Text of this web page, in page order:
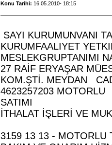
Konu Tarihi: 16.05.2010- 18:15
SAYI KURUMUNVANI
KURUMFAALIYET
MESLEKGRUPTANIMI
27 RAİF ERYAŞAR
KOM.ŞTİ. MEYDAN
4623257203 MOTORLU
SATIMI
İTHALAT İŞLERİ VE
3159 13 13 - MOTORLU